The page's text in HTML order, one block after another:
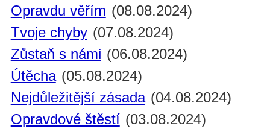
Opravdu věřím (08.08.2024)
Tvoje chyby (07.08.2024)
Zůstaň s námi (06.08.2024)
Útěcha (05.08.2024)
Nejdůležitější zásada (04.08.2024)
Opravdové štěstí (03.08.2024)